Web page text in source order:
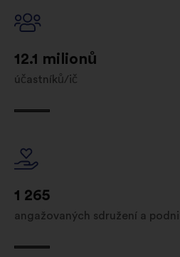
12.1 milionů
účastníků/ič
1 265
angažovaných sdružení a